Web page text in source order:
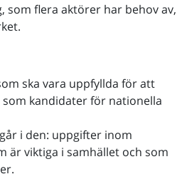
flera aktörer har behov av,
ska vara uppfyllda för att
kandidater för nationella
i den: uppgifter inom
är viktiga i samhället och som